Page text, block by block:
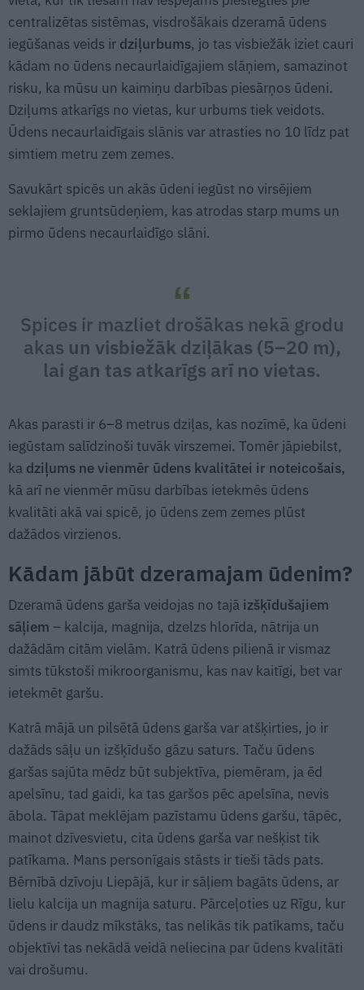
centralizētas sistēmas, visdrošākais dzeramā ūdens
iegūšanas veids ir dziļurbums, jo tas visbiežāk iziet cauri
kādam no ūdens necaurlaidīgajiem slāņiem, samazinot
risku, ka mūsu un kaimiņu darbības piesārņos ūdeni.
Dziļums atkarīgs no vietas, kur urbums tiek veidots.
Ūdens necaurlaidīgais slānis var atrasties no 10 līdz pat
simtiem metru zem zemes.
Savukārt spicēs un akās ūdeni iegūst no virsējiem
seklajiem gruntsūdeņiem, kas atrodas starp mums un
pirmo ūdens necaurlaidīgo slāni.
Spices ir mazliet drošākas nekā grodu
akas un visbiežāk dziļākas (5–20 m),
lai gan tas atkarīgs arī no vietas.
Akas parasti ir 6–8 metrus dziļas, kas nozīmē, ka ūdeni
iegūstam salīdzinoši tuvāk virszemei. Tomēr jāpiebilst,
ka dziļums ne vienmēr ūdens kvalitātei ir noteicošais,
kā arī ne vienmēr mūsu darbības ietekmēs ūdens
kvalitāti akā vai spicē, jo ūdens zem zemes plūst
dažādos virzienos.
Kādam jābūt dzeramajam ūdenim?
Dzeramā ūdens garša veidojas no tajā izšķīdušajiem
sāļiem – kalcija, magnija, dzelzs hlorīda, nātrija un
dažādām citām vielām. Katrā ūdens pilienā ir vismaz
simts tūkstoši mikroorganismu, kas nav kaitīgi, bet var
ietekmēt garšu.
Katrā mājā un pilsētā ūdens garša var atšķirties, jo ir
dažāds sāļu un izšķīdušo gāzu saturs. Taču ūdens
garšas sajūta mēdz būt subjektīva, piemēram, ja ēd
apelsīnu, tad gaidi, ka tas garšos pēc apelsīna, nevis
ābola. Tāpat meklējam pazīstamu ūdens garšu, tāpēc,
mainot dzīvesvietu, cita ūdens garša var nešķist tik
patīkama. Mans personīgais stāsts ir tieši tāds pats.
Bērnībā dzīvoju Liepājā, kur ir sāļiem bagāts ūdens, ar
lielu kalcija un magnija saturu. Pārceļoties uz Rīgu, kur
ūdens ir daudz mīkstāks, tas nelikās tik patīkams, taču
objektīvi tas nekādā veidā neliecina par ūdens kvalitāti
vai drošumu.